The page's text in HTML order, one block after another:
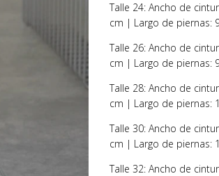
Talle 24: Ancho de
cm | Largo de piernas:
Talle 26: Ancho de
cm | Largo de piernas:
Talle 28: Ancho de
cm | Largo de piernas:
Talle 30: Ancho de
cm | Largo de piernas:
Talle 32: Ancho de